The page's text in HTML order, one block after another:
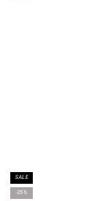
SALE
-25%